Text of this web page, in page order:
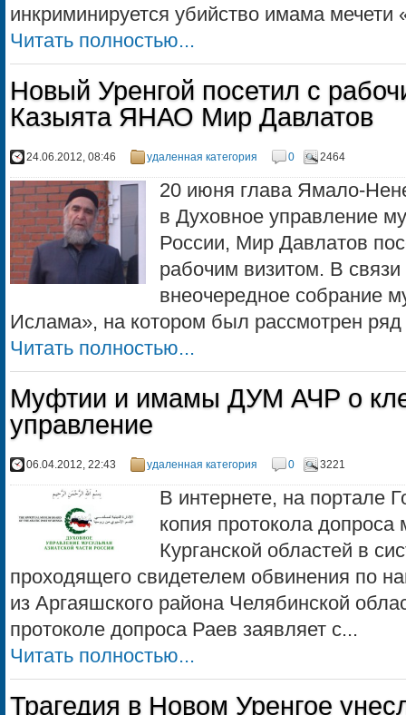
инкриминируется убийство имама
Читать полностью...
Новый Уренгой посетил с
Казыята ЯНАО Мир Давлатов
24.06.2012, 08:46 удаленная категория 0 2464
20 июня глава Ямало-
в Духовное управление
России, Мир Давлатов
рабочим визитом. В
внеочередное собрание
Ислама», на котором был рассмотрен ряд
Читать полностью...
Муфтии и имамы ДУМ АЧР о
управление
06.04.2012, 22:43 удаленная категория 0 3221
В интернете, на портале
копия протокола
Курганской областей в
проходящего свидетелем обвинения по
из Аргаяшского района Челябинской
протоколе допроса Раев заявляет с...
Читать полностью...
Трагедия в Новом Уренгое